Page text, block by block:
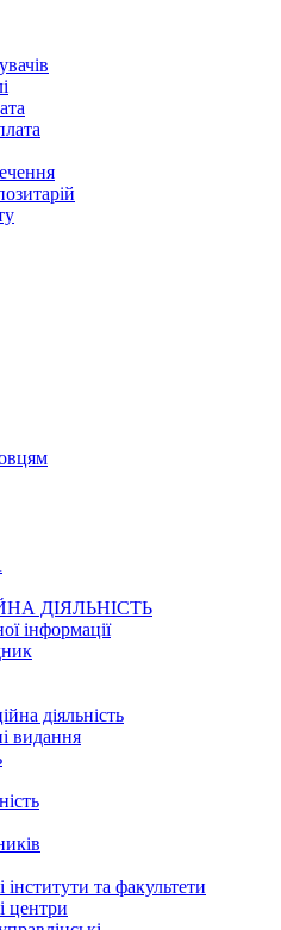
ДІЯЛЬНІСТЬ
інформації
діяльність
видання
та факультети
центри